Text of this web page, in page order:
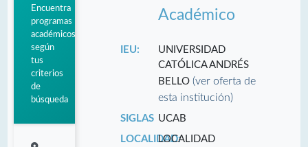
Encuentra
programas
académicos
según
tus
criterios
de
búsqueda
Académico
IEU:
UNIVERSIDAD
CATÓLICA ANDRÉS
BELLO(ver oferta de
esta institución)
SIGLAS UCAB
LOCALIDAD:LOCALIDAD